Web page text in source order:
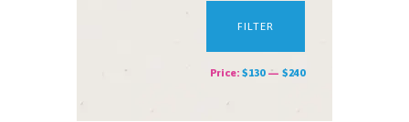
FILTER
Price: $130— $240